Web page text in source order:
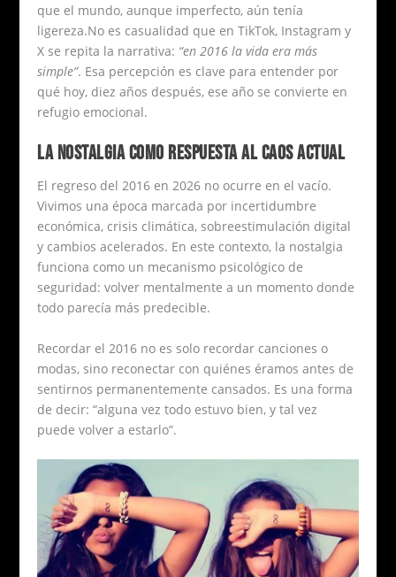
que el mundo, aunque imperfecto, aún tenía
ligereza.No es casualidad que en TikTok, Instagram y
X se repita la narrativa: “en 2016 la vida era más
simple”. Esa percepción es clave para entender por
qué hoy, diez años después, ese año se convierte en
refugio emocional.
LA NOSTALGIA COMO RESPUESTA AL CAOS ACTUAL
El regreso del 2016 en 2026 no ocurre en el vacío.
Vivimos una época marcada por incertidumbre
económica, crisis climática, sobreestimulación digital
y cambios acelerados. En este contexto, la nostalgia
funciona como un mecanismo psicológico de
seguridad: volver mentalmente a un momento donde
todo parecía más predecible.
Recordar el 2016 no es solo recordar canciones o
modas, sino reconectar con quiénes éramos antes de
sentirnos permanentemente cansados. Es una forma
de decir: “alguna vez todo estuvo bien, y tal vez
puede volver a estarlo”.